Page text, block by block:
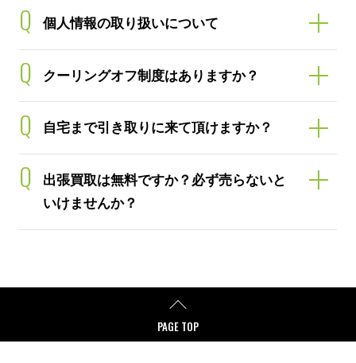
Q 個人情報の取り扱いについて
Q クーリングオフ制度はありますか？
Q 自宅まで引き取りに来て頂けますか？
Q
出張買取は無料ですか？必ず売らないと
いけませんか？
PAGE TOP